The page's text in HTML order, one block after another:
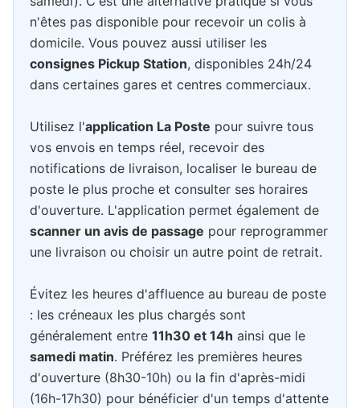
n'êtes pas disponible pour recevoir un colis à
domicile. Vous pouvez aussi utiliser les
consignes Pickup Station, disponibles 24h/24
dans certaines gares et centres commerciaux.
Utilisez l'application La Poste pour suivre tous
vos envois en temps réel, recevoir des
notifications de livraison, localiser le bureau de
poste le plus proche et consulter ses horaires
d'ouverture. L'application permet également de
scanner un avis de passage pour reprogrammer
une livraison ou choisir un autre point de retrait.
Évitez les heures d'affluence au bureau de poste
: les créneaux les plus chargés sont
généralement entre 11h30 et 14h ainsi que le
samedi matin. Préférez les premières heures
d'ouverture (8h30-10h) ou la fin d'après-midi
(16h-17h30) pour bénéficier d'un temps d'attente